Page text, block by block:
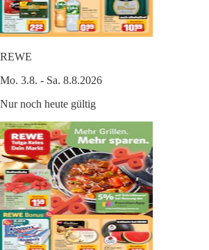
REWE
Mo. 3.8. - Sa. 8.8.2026
Nur noch heute gültig